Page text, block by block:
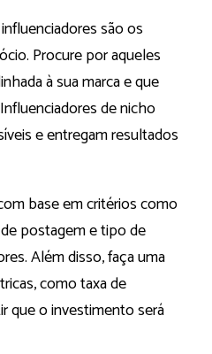
são os
Procure por aqueles
à sua marca e que
de nicho
e entregam resultados
base em critérios como
postagem e tipo de
Além disso, faça uma
como taxa de
que o investimento será